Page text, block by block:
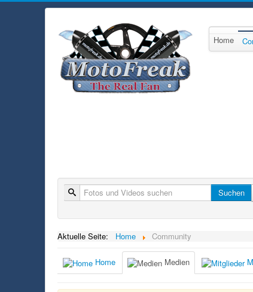
Home
Suche Suchen
Aktuelle Seite: Home Community
Home Medien